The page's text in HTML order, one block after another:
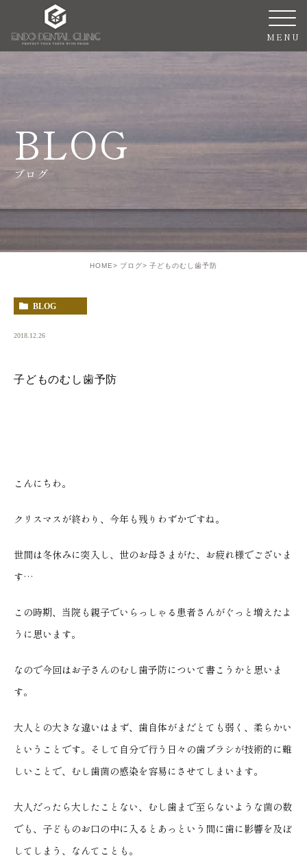
BLOG
ブログ
HOME ブログ 子どものむし歯予防
BLOG
2018.12.26
子どものむし歯予防
こんにちわ。
クリスマスが終わり、今年も残りわずかですね。
世間は冬休みに突入し、世のお母さまがた、お疲れ様でございま
す…
この時期、当院も親子でいらっしゃる患者さんがぐっと増えたよ
うに思います。
なので今回はお子さんのむし歯予防について書こうかと思いま
す。
大人との大きな違いはまず、歯自体がまだとても弱く、柔らかい
ということです。そして自分で行う日々の歯ブラシが技術的に難
しいことで、むし歯菌の感染を容易にさせてしまいます。
大人だったら大したことない、むし歯まで至らないような菌の数
でも、子どものお口の中に入るとあっという間に歯に影響を及ぼ
してしまう、なんてことも。